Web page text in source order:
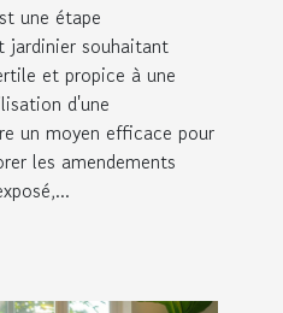
une étape
jardinier souhaitant
et propice à une
d'une
un moyen efficace pour
les amendements